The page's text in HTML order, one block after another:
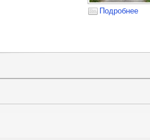
Подробнее